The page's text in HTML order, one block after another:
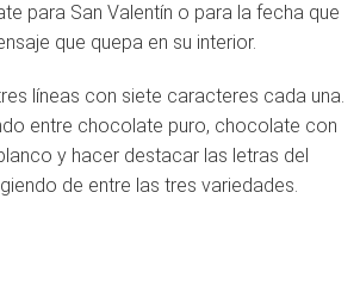
para San Valentín o para la fecha que
que quepa en su interior.
líneas con siete caracteres cada una.
entre chocolate puro, chocolate con
y hacer destacar las letras del
de entre las tres variedades.